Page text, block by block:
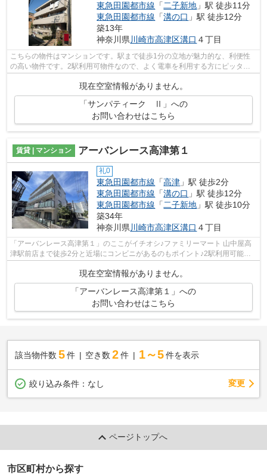
東急田園都市線 「二子新地 」駅 徒歩11分
東急田園都市線 「溝の口 」駅 徒歩12分
築13年
神奈川県川崎市高津区溝口 ４丁目
こちらの物件はマンションです。駅まで徒歩1分の立地が魅力的な、利便性
の高い物件です。2駅利用可物件なので、よく電車を利用する方にピッタリ
ですね。東急田園都市線高津周辺の賃貸...
現在空室情報がありません。
「サンパティーク Ⅱ」への
お問い合わせはこちら
賃貸 | マンション アーバンレース高津第１
礼0
東急田園都市線 「高津 」駅 徒歩2分
東急田園都市線 「溝の口 」駅 徒歩12分
東急田園都市線 「二子新地 」駅 徒歩10分
築34年
神奈川県川崎市高津区溝口 ４丁目
「アーバンレース高津第１」のここがイチオシ♪ファミリーマート 山中屋高
津駅前店まで徒歩2分と近場にコンビニがあるのもポイント♪2駅利用可能な
現在空室情報がありません。
「アーバンレース高津第１」への
お問い合わせはこちら
該当物件数 5件 空き数 2 件 1～5 件を表示
絞り込み条件： なし 変更
ページトップへ
市区町村から探す